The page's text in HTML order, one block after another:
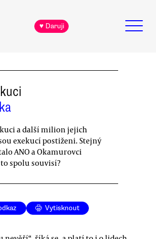
♥ Daruji
a další milion jejich
exekucí postiženi. Stejný
ANO a Okamurovci
spolu souvisí?
Vytisknout